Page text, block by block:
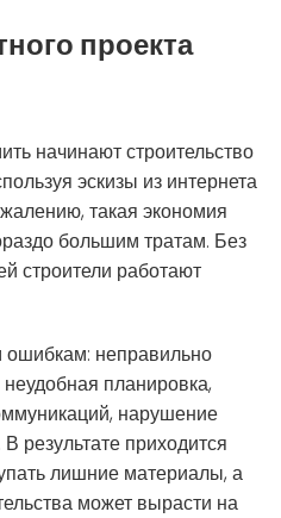
проекта
начинают строительство
эскизы из интернета
такая экономия
большим тратам. Без
строители работают
ошибкам: неправильно
планировка,
нарушение
результате приходится
лишние материалы, а
может вырасти на